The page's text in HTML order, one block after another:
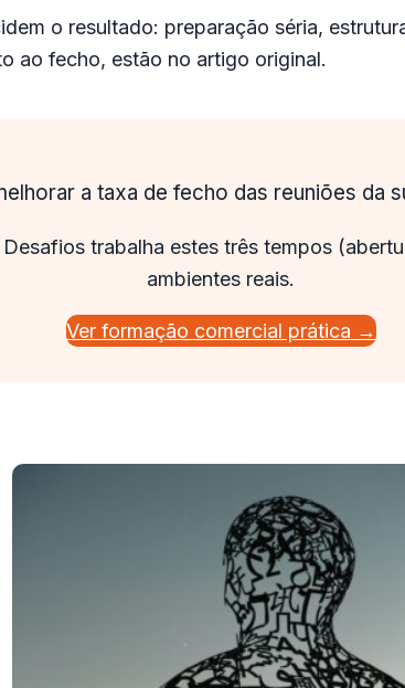
o resultado: preparação séria,
ao fecho, estão no artigo original.
a taxa de fecho das reuniões da
trabalha estes três tempos
ambientes reais.
Ver formação comercial prática →